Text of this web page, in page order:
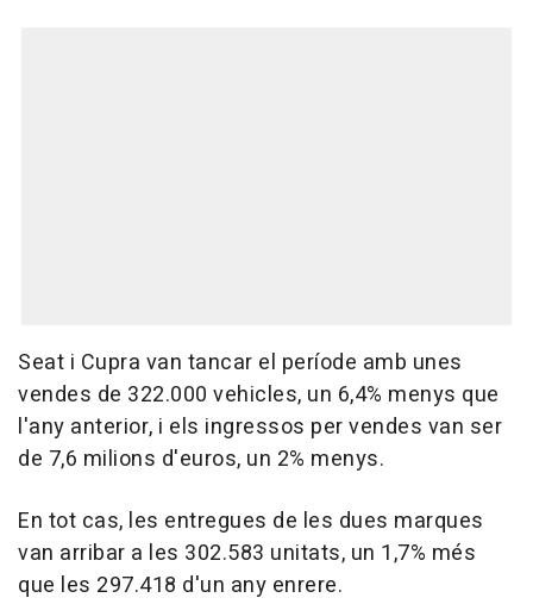
Seat i Cupra van tancar el període amb unes
vendes de 322.000 vehicles, un 6,4% menys que
l'any anterior, i els ingressos per vendes van ser
de 7,6 milions d'euros, un 2% menys.
En tot cas, les entregues de les dues marques
van arribar a les 302.583 unitats, un 1,7% més
que les 297.418 d'un any enrere.